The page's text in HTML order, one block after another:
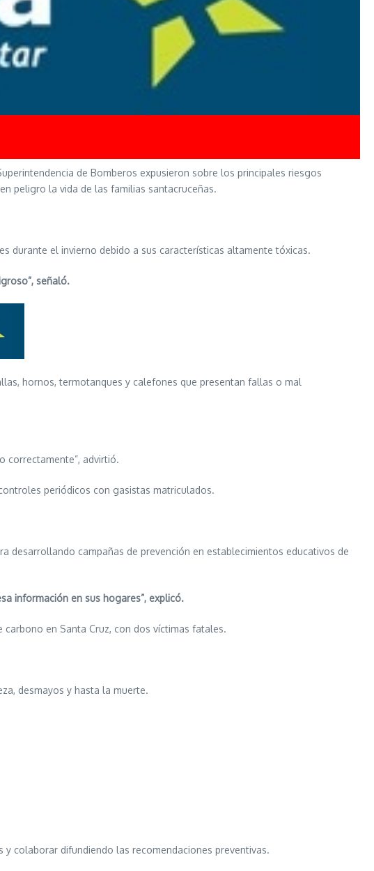
de Bomberos expusieron sobre los principales riesgos
peligro la vida de las familias santacruceñas.
durante el invierno debido a sus características altamente tóxicas.
señaló.
hornos, termotanques y calefones que presentan fallas o mal
correctamente”, advirtió.
periódicos con gasistas matriculados.
desarrollando campañas de prevención en establecimientos educativos de
información en sus hogares”, explicó.
en Santa Cruz, con dos víctimas fatales.
desmayos y hasta la muerte.
colaborar difundiendo las recomendaciones preventivas.